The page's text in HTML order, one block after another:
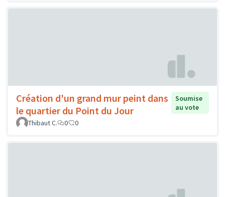
Création d'un grand mur peint dans
le quartier du Point du Jour
Soumise
au vote
Thibaut C.
0 0